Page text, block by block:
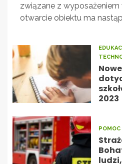
związane z
otwarcie obiektu ma
2023
POMOC